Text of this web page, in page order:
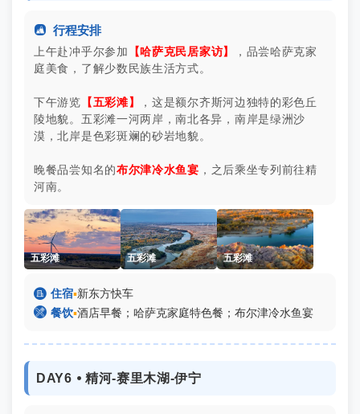
 行程安排
上午赴冲乎尔参加 【哈萨克民居家访】
，品尝哈萨克家
庭美食，了解少数民族生活方式。
下午游览 【五彩滩】
，这是额尔齐斯河边独特的彩色丘
陵地貌。五彩滩一河两岸，南北各异，南岸是绿洲沙
漠，北岸是色彩斑斓的砂岩地貌。
晚餐品尝知名的布尔津冷水鱼宴 ，之后乘坐专列前往精
河南。
五彩滩 五彩滩 五彩滩
 住宿▪新东方快车
 餐饮▪酒店早餐；哈萨克家庭特色餐；布尔津冷水鱼宴
DAY6 ⦁ 精河-赛里木湖-伊宁